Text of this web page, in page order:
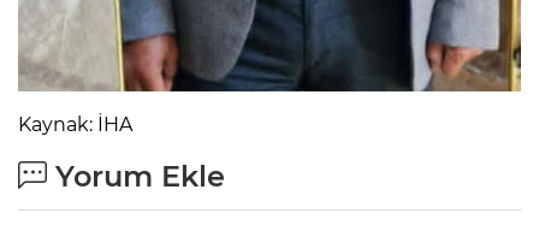
Kaynak: İHA
Yorum Ekle